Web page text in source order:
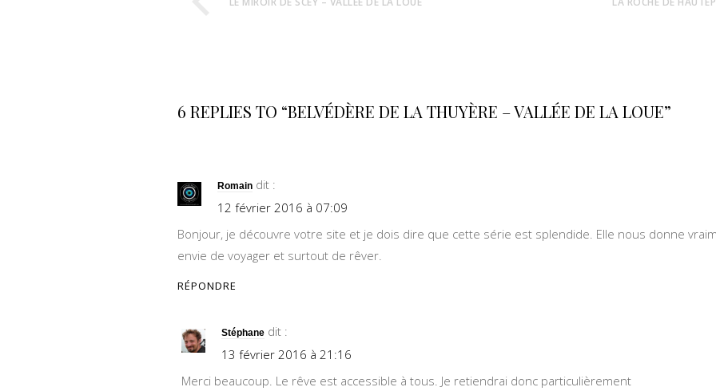
6 REPLIES TO “BELVÉDÈRE DE LA THUYÈRE – VALLÉE DE LA LOUE”
Romain dit :
12 février 2016 à 07:09
Bonjour, je découvre votre site et je dois dire que cette série est splendide. Elle nous donne
envie de voyager et surtout de rêver.
RÉPONDRE
Stéphane dit :
13 février 2016 à 21:16
Merci beaucoup. Le rêve est accessible à tous. Je retiendrai donc particulièrement